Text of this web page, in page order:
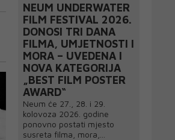
NEUM UNDERWATER
FILM FESTIVAL 2026.
DONOSI TRI DANA
FILMA, UMJETNOSTI I
MORA – UVEDENA I
NOVA KATEGORIJA
„BEST FILM POSTER
AWARD“
Neum će 27., 28. i 29.
kolovoza 2026. godine
ponovno postati mjesto
susreta filma, mora,...